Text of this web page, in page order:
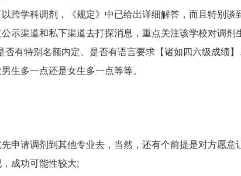
跨学科调剂，《规定》中已给出详细解答，而且特别谈
示渠道和私下渠道去打探消息，重点关注该学校对调剂
有特别名额内定、是否有语言要求【诸如四六级成绩】
生多一点还是女生多一点等等。
申请调剂到其他专业去，当然，还有个前提是对方愿意
成功可能性较大;